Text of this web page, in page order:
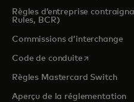
Règles d’entreprise
Rules, BCR)
Commissions d’interchange
Code de conduites’ouvre dans
Règles Mastercard Switch
Aperçu de la réglementation